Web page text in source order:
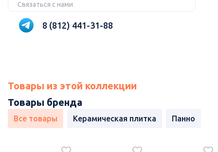
Связаться с нами
8 (812) 441-31-88
Товары из этой коллекции
Товары бренда
Все товары Керамическая плитка Панно